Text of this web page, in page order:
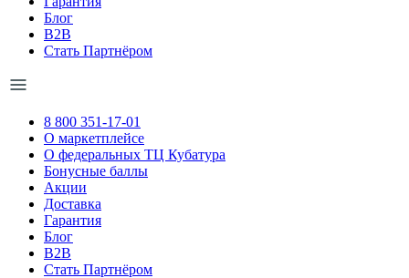
Блог
B2B
Стать Партнёром
8 800 351-17-01
О маркетплейсе
О федеральных ТЦ Кубатура
Бонусные баллы
Акции
Доставка
Гарантия
Блог
B2B
Стать Партнёром